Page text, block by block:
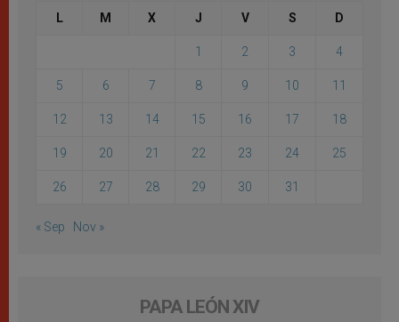
L M X J V S D
1 2 3 4
5 6 7 8 9 10 11
12 13 14 15 16 17 18
19 20 21 22 23 24 25
26 27 28 29 30 31
« Sep Nov »
PAPA LEÓN XIV